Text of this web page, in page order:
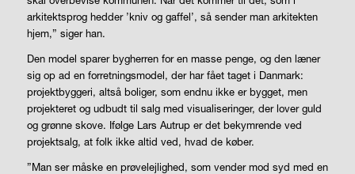
arkitektsprog hedder ’kniv og gaffel’, så sender man arkitekten
hjem,” siger han.
Den model sparer bygherren for en masse penge, og den læner
sig op ad en forretningsmodel, der har fået taget i Danmark:
projektbyggeri, altså boliger, som endnu ikke er bygget, men
projekteret og udbudt til salg med visualiseringer, der lover guld
og grønne skove. Ifølge Lars Autrup er det bekymrende ved
projektsalg, at folk ikke altid ved, hvad de køber.
”Man ser måske en prøvelejlighed, som vender mod syd med en